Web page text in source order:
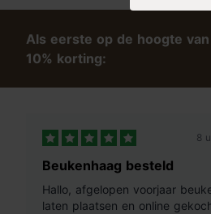
Als eerste op de hoogte
10% korting:
8
Beukenhaag besteld
Hallo, afgelopen voorjaar
laten plaatsen en online